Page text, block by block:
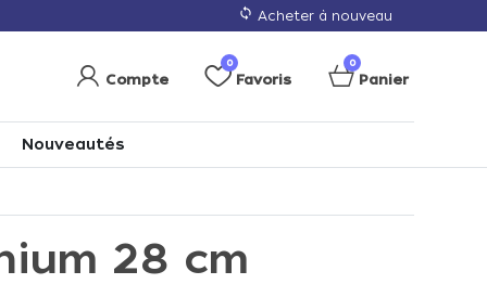
loop Acheter à nouveau
Compte
0
Favoris
0
Panier
Nouveautés
28 cm